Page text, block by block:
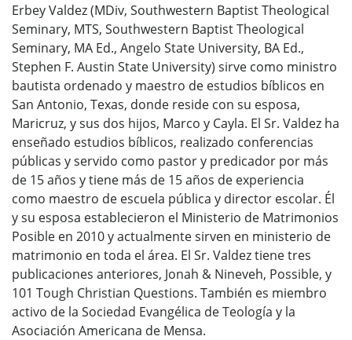
Erbey Valdez (MDiv, Southwestern Baptist Theological
Seminary, MTS, Southwestern Baptist Theological
Seminary, MA Ed., Angelo State University, BA Ed.,
Stephen F. Austin State University) sirve como ministro
bautista ordenado y maestro de estudios bíblicos en
San Antonio, Texas, donde reside con su esposa,
Maricruz, y sus dos hijos, Marco y Cayla. El Sr. Valdez ha
enseñado estudios bíblicos, realizado conferencias
públicas y servido como pastor y predicador por más
de 15 años y tiene más de 15 años de experiencia
como maestro de escuela pública y director escolar. Él
y su esposa establecieron el Ministerio de Matrimonios
Posible en 2010 y actualmente sirven en ministerio de
matrimonio en toda el área. El Sr. Valdez tiene tres
publicaciones anteriores, Jonah & Nineveh, Possible, y
101 Tough Christian Questions. También es miembro
activo de la Sociedad Evangélica de Teología y la
Asociación Americana de Mensa.